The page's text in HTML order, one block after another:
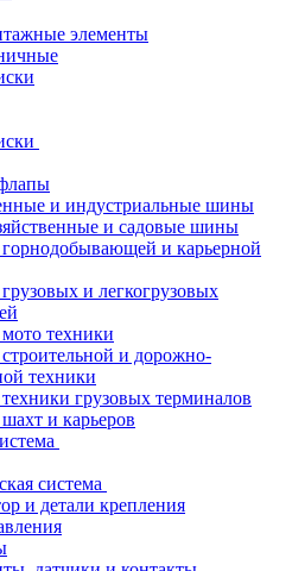
элементы
и индустриальные шины
и садовые шины
и карьерной
и легкогрузовых
техники
и дорожно-
техники
грузовых терминалов
и карьеров
система
и детали крепления